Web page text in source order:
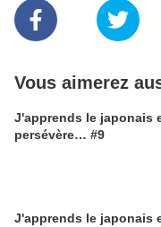
Vous aimerez
J'apprends le japonais
persévère… #9
J'apprends le japonais